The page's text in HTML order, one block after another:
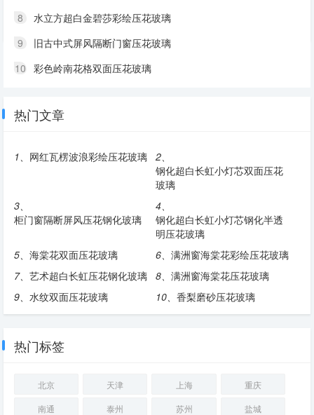
8
水立方超白金碧莎彩绘压花玻璃
9
旧古中式屏风隔断门窗压花玻璃
10 彩色岭南花格双面压花玻璃
热门文章
1、 网红瓦楞波浪彩绘压花玻璃 2、
钢化超白长虹小灯芯双面压花
玻璃
3、
柜门窗隔断屏风压花钢化玻璃
4、
钢化超白长虹小灯芯钢化半透
明压花玻璃
5、 海棠花双面压花玻璃 6、 满洲窗海棠花彩绘压花玻璃
7、 艺术超白长虹压花钢化玻璃 8、 满洲窗海棠花压花玻璃
9、 水纹双面压花玻璃 10、 香梨磨砂压花玻璃
热门标签
北京 天津 上海
重庆
南通
泰州 苏州
盐城